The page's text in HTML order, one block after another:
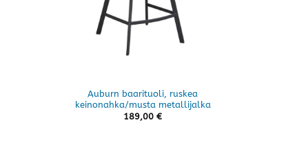
Auburn baarituoli, ruskea
keinonahka/musta metallijalka
189,00 €